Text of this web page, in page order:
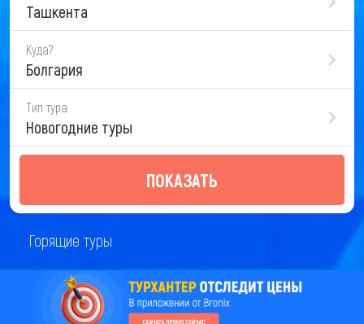
Ташкента
Куда?
Болгария
Тип тура
Новогодние туры
ПОКАЗАТЬ
Горящие туры